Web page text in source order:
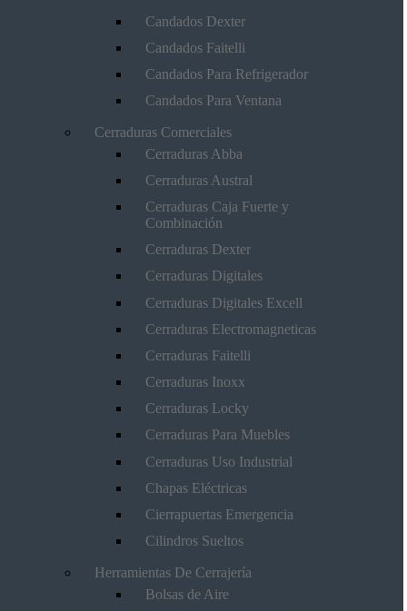
Candados Dexter
Candados Faitelli
Candados Para Refrigerador
Candados Para Ventana
Cerraduras Comerciales
Cerraduras Abba
Cerraduras Austral
Cerraduras Caja Fuerte y
Combinación
Cerraduras Dexter
Cerraduras Digitales
Cerraduras Digitales Excell
Cerraduras Electromagneticas
Cerraduras Faitelli
Cerraduras Inoxx
Cerraduras Locky
Cerraduras Para Muebles
Cerraduras Uso Industrial
Chapas Eléctricas
Cierrapuertas Emergencia
Cilindros Sueltos
Herramientas De Cerrajería
Bolsas de Aire